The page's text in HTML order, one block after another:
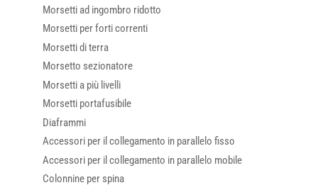
Morsetti ad ingombro ridotto
Morsetti per forti correnti
Morsetti di terra
Morsetto sezionatore
Morsetti a più livelli
Morsetti portafusibile
Diaframmi
Accessori per il collegamento in parallelo fisso
Accessori per il collegamento in parallelo mobile
Colonnine per spina